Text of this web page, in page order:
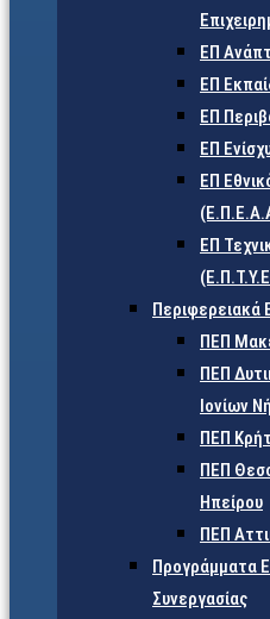
ΕΠ
ΕΠ
ΕΠ
ΕΠ
ΕΠ
ΕΠ
Περιφερειακά
ΠΕΠ
ΠΕΠ
Ιονίων
ΠΕΠ
ΠΕΠ
Ηπείρου
ΠΕΠ
Προγράμματα
Συνεργασίας